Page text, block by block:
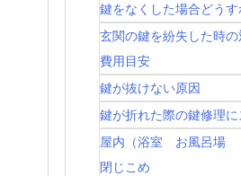
鍵をなくした場合どう
玄関の鍵を紛失した時
費用目安
鍵が抜けない原因
鍵が折れた際の鍵修理
屋内（浴室 お風呂場
閉じこめ